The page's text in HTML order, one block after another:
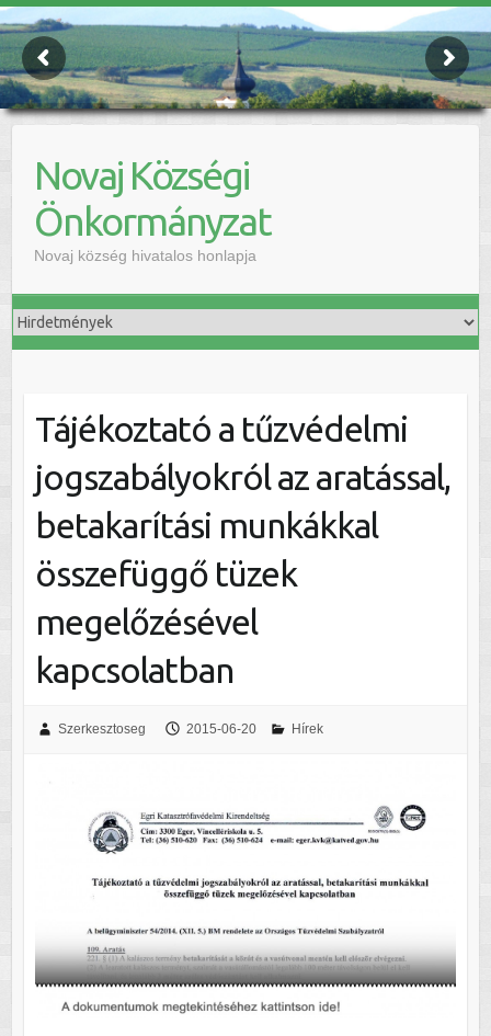
Novaj Községi
Önkormányzat
Novaj község hivatalos honlapja
Tájékoztató a tűzvédelmi
jogszabályokról az aratással,
betakarítási munkákkal
összefüggő tüzek
megelőzésével
kapcsolatban
Szerkesztoseg 2015-06-20 Hírek